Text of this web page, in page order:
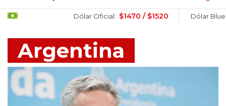
Dólar Oficial: $1470 / $1520 Dólar Blue: $1520 /
Argentina